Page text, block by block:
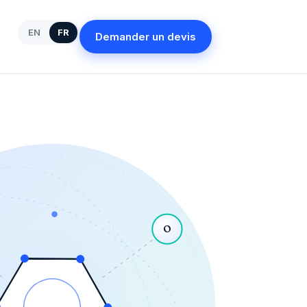
EN FR Demander un devis
O